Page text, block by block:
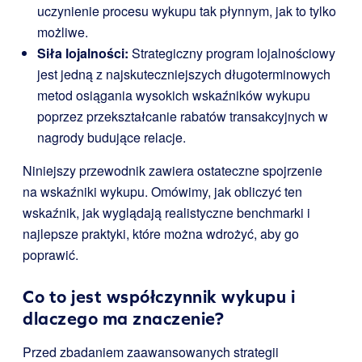
uczynienie procesu wykupu tak płynnym, jak to tylko
możliwe.
Siła lojalności: Strategiczny program lojalnościowy
jest jedną z najskuteczniejszych długoterminowych
metod osiągania wysokich wskaźników wykupu
poprzez przekształcanie rabatów transakcyjnych w
nagrody budujące relacje.
Niniejszy przewodnik zawiera ostateczne spojrzenie
na wskaźniki wykupu. Omówimy, jak obliczyć ten
wskaźnik, jak wyglądają realistyczne benchmarki i
najlepsze praktyki, które można wdrożyć, aby go
poprawić.
Co to jest współczynnik wykupu i
dlaczego ma znaczenie?
Przed zbadaniem zaawansowanych strategii